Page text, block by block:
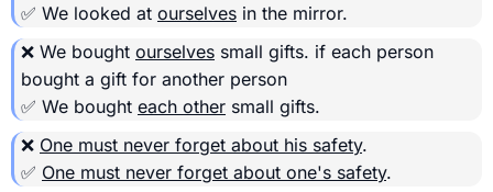
✅ We looked at ourselves in the mirror.
❌ We bought ourselves small gifts. if each person
bought a gift for another person
✅ We bought each other small gifts.
❌ One must never forget about his safety.
✅ One must never forget about one's safety.